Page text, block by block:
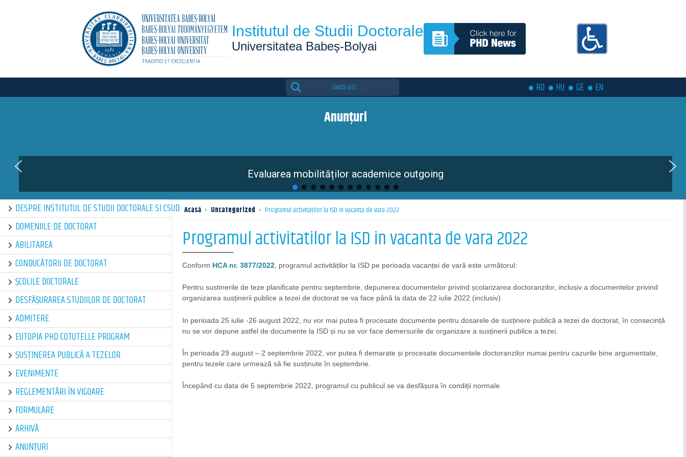
Institutul de Studii Doctorale
Universitatea Babeș-Bolyai
Search
for:
RO HU GE EN
Anunțuri
Evaluarea mobilităților academice outgoing
DESPRE INSTITUTUL DE STUDII DOCTORALE SI CSUD
DOMENIILE DE DOCTORAT
ABILITAREA
CONDUCĂTORII DE DOCTORAT
ȘCOLILE DOCTORALE
DESFĂȘURAREA STUDIILOR DE DOCTORAT
ADMITERE
EUTOPIA PHD COTUTELLE PROGRAM
SUSȚINEREA PUBLICĂ A TEZELOR
EVENIMENTE
REGLEMENTĂRI ÎN VIGOARE
FORMULARE
ARHIVĂ
ANUNȚURI
Acasă › Uncategorized › Programul activitatilor la ISD in vacanta de vara 2022
Programul activitatilor la ISD in vacanta de vara 2022
Conform HCA nr. 3877/2022 , programul activităților la ISD pe perioada vacanței de vară este următorul:
Pentru sustinerile de teze planificate pentru septembrie, depunerea documentelor privind școlarizarea doctoranzilor, inclusiv a documentelor privind
organizarea susținerii publice a tezei de doctorat se va face până la data de 22 iulie 2022 (inclusiv).
In perioada 25 iulie -26 august 2022, nu vor mai putea fi procesate documente pentru dosarele de susținere publică a tezei de doctorat, în consecință
nu se vor depune astfel de documente la ISD și nu se vor face demersurile de organizare a susținerii publice a tezei.
În perioada 29 august – 2 septembrie 2022, vor putea fi demarate și procesate documentele doctoranzilor numai pentru cazurile bine argumentate,
pentru tezele care urmează să fie susținute în septembrie.
Începând cu data de 5 septembrie 2022, programul cu publicul se va desfășura în condiții normale.